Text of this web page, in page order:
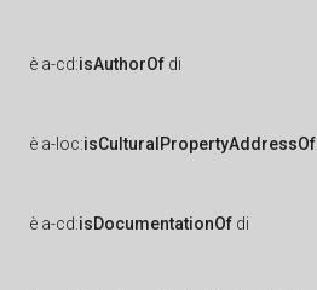
è a-cd:isAuthorOf di
è a-loc:isCulturalPropertyAddressOf
è a-cd:isDocumentationOf di